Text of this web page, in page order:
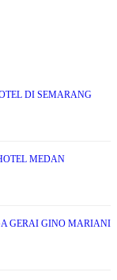
DI SEMARANG
MEDAN
GERAI GINO MARIANI